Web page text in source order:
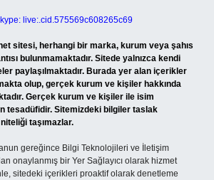
live:.cid.575569c608265c69
sitesi, herhangi bir marka, kurum veya şahıs
bulunmamaktadır. Sitede yalnızca kendi
paylaşılmaktadır. Burada yer alan içerikler
olup, gerçek kurum ve kişiler hakkında
Gerçek kurum ve kişiler ile isim
tesadüfidir. Sitemizdeki bilgiler taslak
taşımazlar.
gereğince Bilgi Teknolojileri ve İletişim
onaylanmış bir Yer Sağlayıcı olarak hizmet
sitedeki içerikleri proaktif olarak denetleme